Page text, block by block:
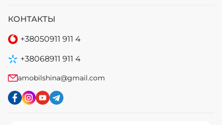
КОНТАКТЫ
+38050911 911 4
+38068911 911 4
amobilshina@gmail.com